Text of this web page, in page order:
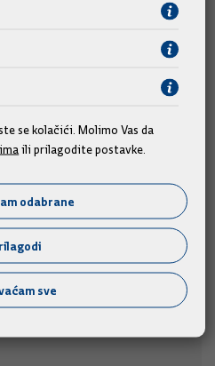
na 311. Sinjskoj
prisustvovat će 311.
kolovoza 2026.
se kolačići. Molimo Vas da
ili prilagodite postavke.
odabrane
sve